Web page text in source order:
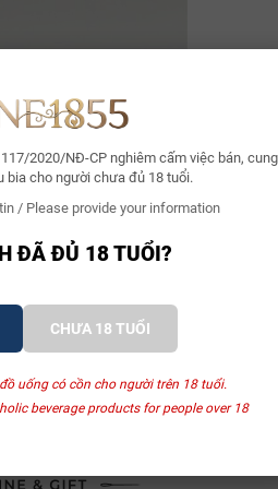
2020/NĐ-CP nghiêm cấm việc bán, cung
bia cho người chưa đủ 18 tuổi.
/ Please provide your information
ĐÃ ĐỦ 18 TUỔI?
CHƯA 18 TUỔI
uống có cồn cho người trên 18 tuổi.
beverage products for people over 18